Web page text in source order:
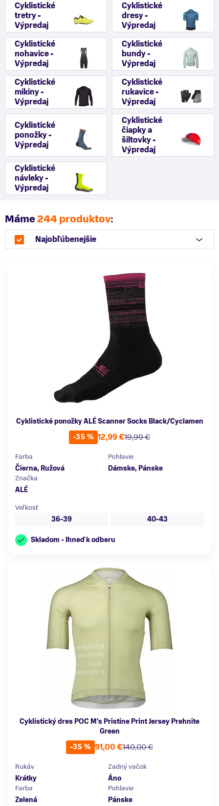
Cyklistické
tretry -
Výpredaj
Cyklistické
dresy -
Výpredaj
Cyklistické
nohavice -
Výpredaj
Cyklistické
bundy -
Výpredaj
Cyklistické
mikiny -
Výpredaj
Cyklistické
rukavice -
Výpredaj
Cyklistické
ponožky -
Výpredaj
Cyklistické
čiapky a
šiltovky -
Výpredaj
Cyklistické
návleky -
Výpredaj
Máme244 produktov:
Najobľúbenejšie
Cyklistické ponožky ALÉ Scanner Socks Black/Cyclamen
-35 %
19,99 €
12,99 €
Farba
Čierna, Ružová
Pohlavie
Dámske, Pánske
Značka
ALÉ
Veľkosť
36-39
40-43
Skladom - Ihneď k odberu
Cyklistický dres POC M's Pristine Print Jersey Prehnite
Green
-35 %
140,00 €
91,00 €
Rukáv
Krátky
Zadný vačok
Áno
Farba
Zelená
Pohlavie
Pánske